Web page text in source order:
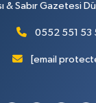
& Sabır Gazetesi
0552 551 53
[email